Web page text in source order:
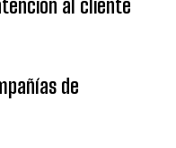
al cliente
de